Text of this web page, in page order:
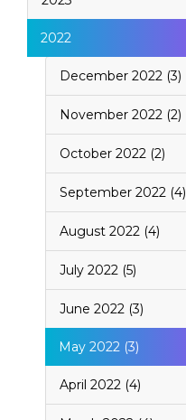
2022
December 2022 (3)
November 2022 (2)
October 2022 (2)
September 2022 (4)
August 2022 (4)
July 2022 (5)
June 2022 (3)
May 2022 (3)
April 2022 (4)